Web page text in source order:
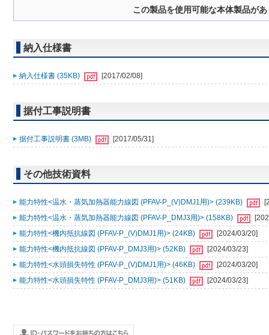
この製品を使用可能な本体製品が
納入仕様書
納入仕様書 (35KB) [2017/02/08]
据付工事説明書
据付工事説明書 (3MB) [2017/05/31]
その他技術資料
能力特性<温水・蒸気加熱器能力線図 (PFAV-P_(V)DMJ1用)> (239KB)
能力特性<温水・蒸気加熱器能力線図 (PFAV-P_DMJ3用)> (158KB)
能力特性<機内抵抗線図 (PFAV-P_(V)DMJ1用)> (24KB)
[2024/03/20]
能力特性<機内抵抗線図 (PFAV-P_DMJ3用)> (52KB)
[2024/03/23]
能力特性<水頭損失特性 (PFAV-P_(V)DMJ1用)> (46KB)
[2024/03/20]
能力特性<水頭損失特性 (PFAV-P_DMJ3用)> (51KB)
[2024/03/23]